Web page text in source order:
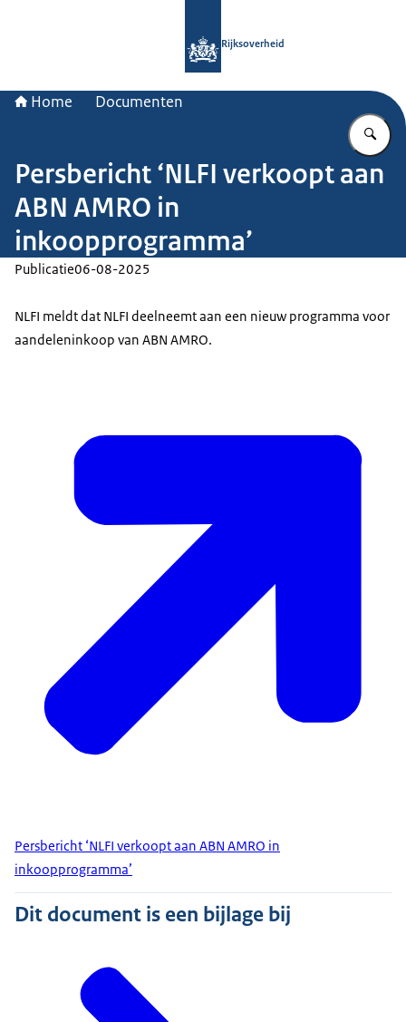
Rijksoverheid
Home Documenten
Persbericht ‘NLFI verkoopt aan
ABN AMRO in
inkoopprogramma’
Publicatie06-08-2025
NLFI meldt dat NLFI deelneemt aan een nieuw programma voor
aandeleninkoop van ABN AMRO.
Persbericht ‘NLFI verkoopt aan ABN AMRO in
inkoopprogramma’
Dit document is een bijlage bij